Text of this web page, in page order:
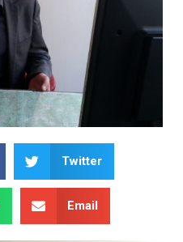
Twitter
Email